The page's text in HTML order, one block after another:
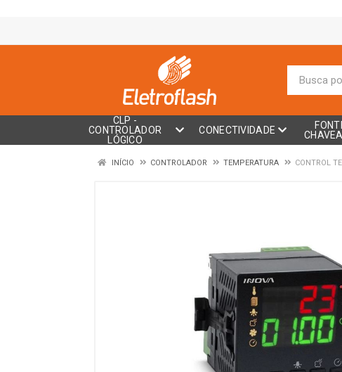
CLP -
CONTROLADOR
LÓGICO
CONECTIVIDADE
INÍCIO CONTROLADOR TEMPERATURA CONTROL